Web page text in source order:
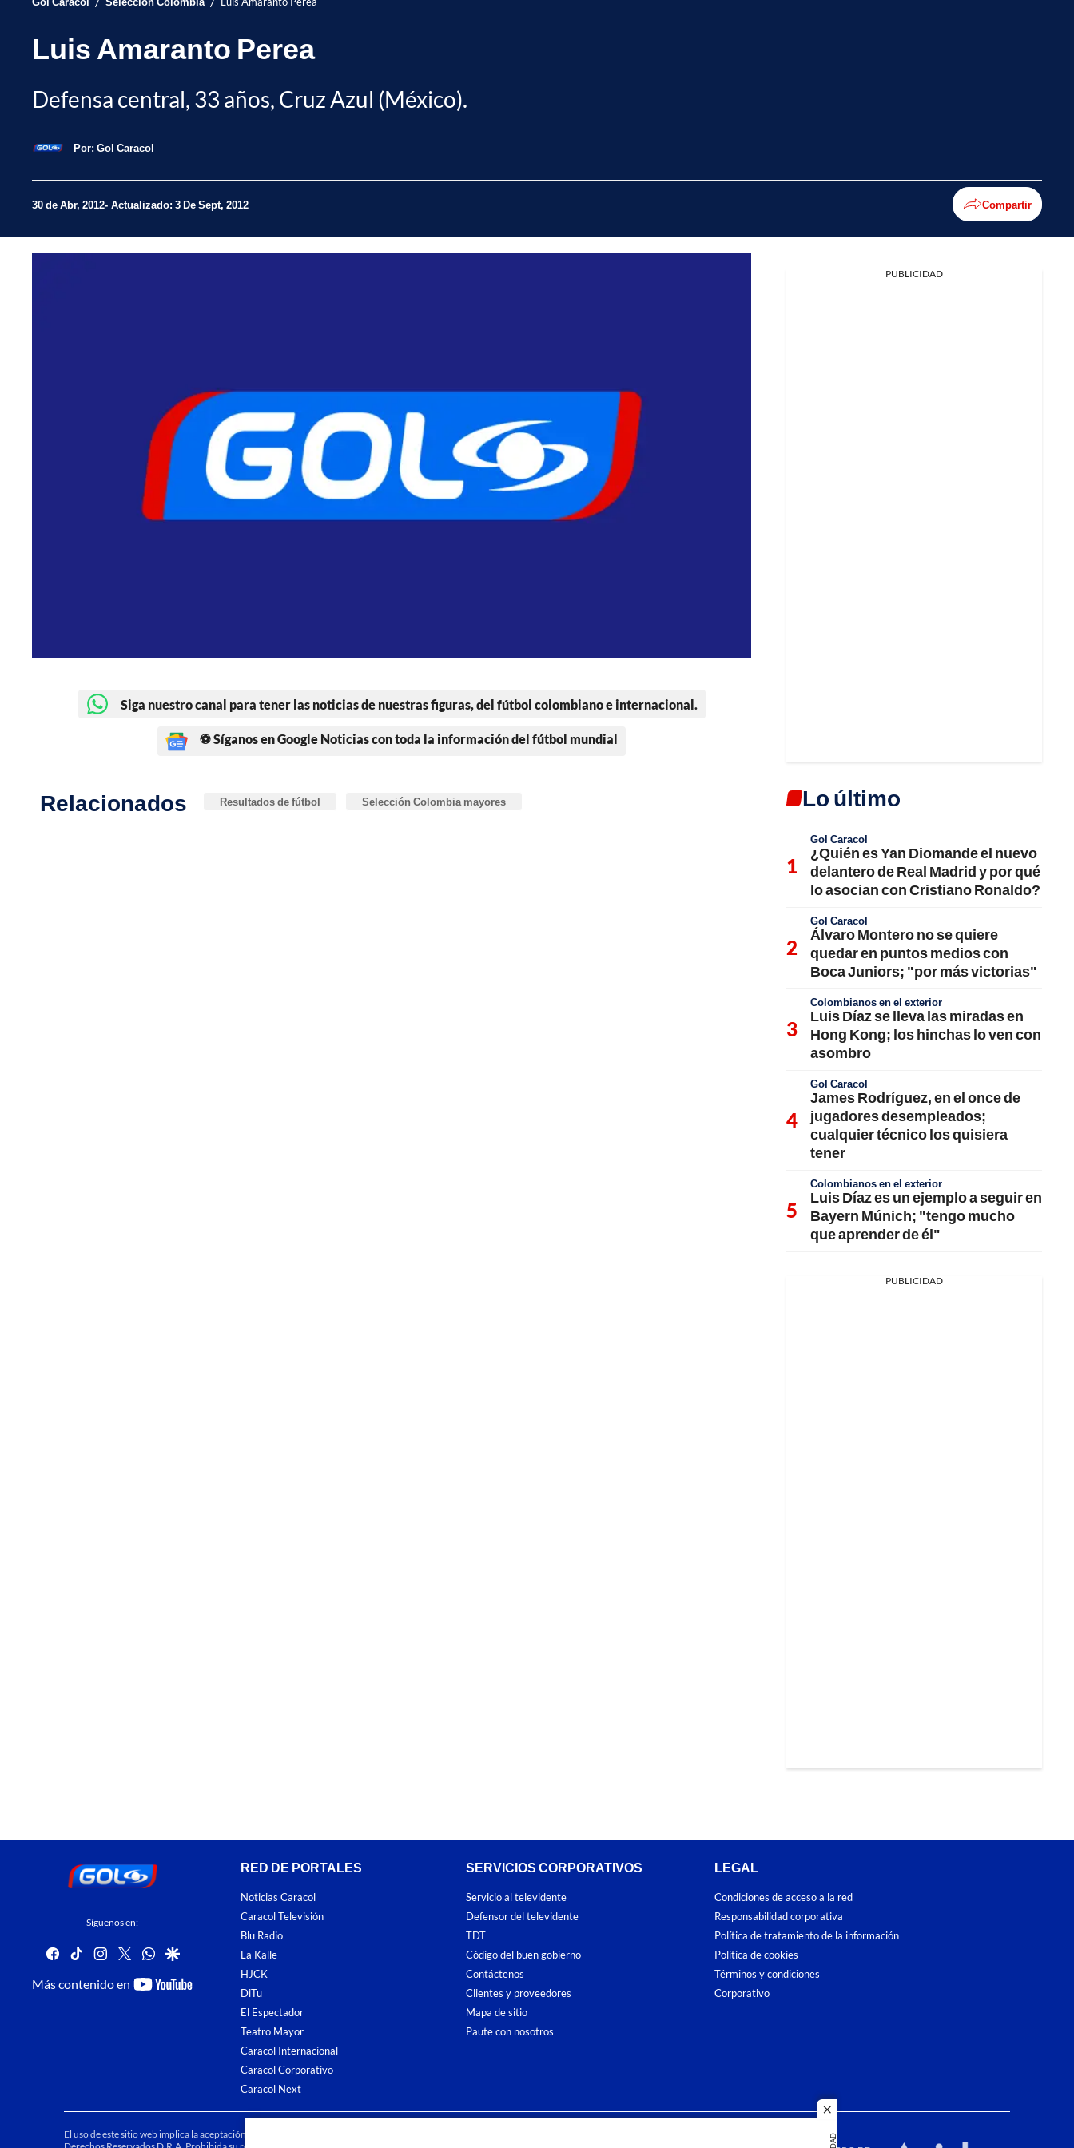
close
Luis Amaranto Perea
Defensa central, 33 años, Cruz Azul (México).
Por: Gol Caracol
30 de Abr, 2012 Actualizado: 3 De Sept, 2012 Compartir
Siga nuestro canal para tener las noticias de nuestras figuras, del fútbol colombiano e internacional.
⚽ Síganos en Google Noticias con toda la información del fútbol mundial
Relacionados Resultados de fútbol Selección Colombia mayores
PUBLICIDAD
Lo último
Gol Caracol
¿Quién es Yan Diomande el nuevo
delantero de Real Madrid y por qué
lo asocian con Cristiano Ronaldo?
Gol Caracol
Álvaro Montero no se quiere
quedar en puntos medios con
Boca Juniors; "por más victorias"
Colombianos en el exterior
Luis Díaz se lleva las miradas en
Hong Kong; los hinchas lo ven con
asombro
Gol Caracol
James Rodríguez, en el once de
jugadores desempleados;
cualquier técnico los quisiera
tener
Colombianos en el exterior
Luis Díaz es un ejemplo a seguir en
Bayern Múnich; "tengo mucho
que aprender de él"
PUBLICIDAD
Síguenos en:
facebook
tiktokinstagram
twitterwhatsapp
google
Más contenido en
youtube-
RED DE PORTALES
Noticias Caracol
Caracol Televisión
Blu Radio
La Kalle
HJCK
DiTu
El Espectador
Teatro Mayor
Caracol Internacional
Caracol Corporativo
Caracol Next
SERVICIOS CORPORATIVOS
Servicio al televidente
Defensor del televidente
TDT
Código del buen gobierno
Contáctenos
Clientes y proveedores
Mapa de sitio
Paute con nosotros
LEGAL
Condiciones de acceso a la red
Responsabilidad corporativa
Política de tratamiento de la información
Política de cookies
Términos y condiciones
Corporativo
El uso de este sitio web implica la aceptación de los